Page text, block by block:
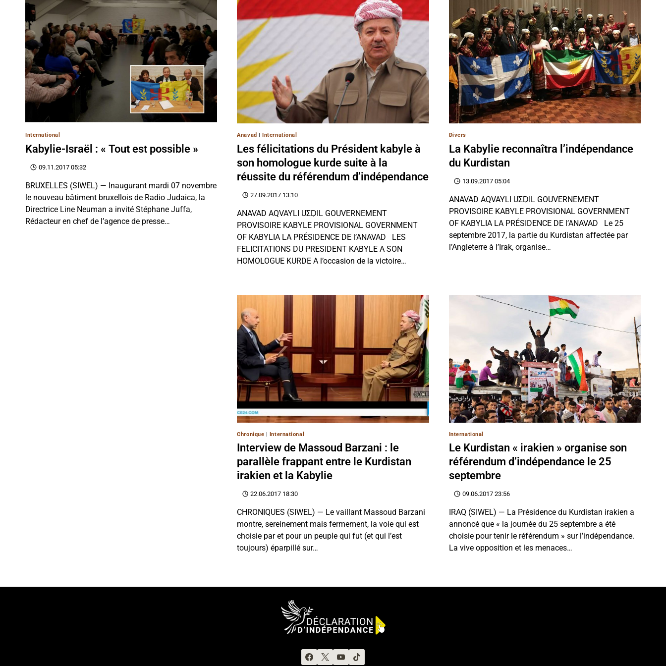
International
Kabylie-Israël : « Tout est possible »
09.11.2017 05:32
BRUXELLES (SIWEL) — Inaugurant mardi 07 novembre
le nouveau bâtiment bruxellois de Radio Judaica, la
Directrice Line Neuman a invité Stéphane Juffa,
Rédacteur en chef de l’agence de presse…
Anavad International
Les félicitations du Président kabyle à
son homologue kurde suite à la
réussite du référendum d’indépendance
27.09.2017 13:10
ANAVAD AQVAYLI UΣḌIL GOUVERNEMENT
PROVISOIRE KABYLE PROVISIONAL GOVERNMENT
OF KABYLIA LA PRÉSIDENCE DE l’ANAVAD LES
FELICITATIONS DU PRESIDENT KABYLE A SON
HOMOLOGUE KURDE A l’occasion de la victoire…
Divers
La Kabylie reconnaîtra l’indépendance
du Kurdistan
13.09.2017 05:04
ANAVAD AQVAYLI UΣḌIL GOUVERNEMENT
PROVISOIRE KABYLE PROVISIONAL GOVERNMENT
OF KABYLIA LA PRÉSIDENCE DE l’ANAVAD Le 25
septembre 2017, la partie du Kurdistan affectée par
l’Angleterre à l’Irak, organise…
Chronique | International
Interview de Massoud Barzani : le
parallèle frappant entre le Kurdistan
irakien et la Kabylie
22.06.2017 18:30
CHRONIQUES (SIWEL) — Le vaillant Massoud Barzani
montre, sereinement mais fermement, la voie qui est
choisie par et pour un peuple qui fut (et qui l’est
toujours) éparpillé sur…
International
Le Kurdistan « irakien » organise son
référendum d’indépendance le 25
septembre
09.06.2017 23:56
IRAQ (SIWEL) — La Présidence du Kurdistan irakien a
annoncé que « la journée du 25 septembre a été
choisie pour tenir le référendum » sur l’indépendance.
La vive opposition et les menaces…